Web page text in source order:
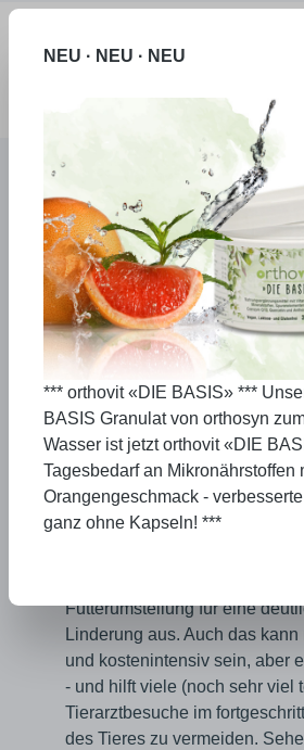
Allgemeines
Kinder mit Fell
Sie haben Tiere?
Dann wissen Sie, dass Sie für
Gesundheit zuweilen mehr
investieren, als für Ihre eigene!
Sehr oft reicht bei "kleineren"
Futterumstellung für eine
Linderung aus. Auch das kann
und kostenintensiv sein, aber
- und hilft viele (noch sehr viel
Tierarztbesuche im
des Tieres zu vermeiden.
NEU · NEU · NEU
*** orthovit «DIE BASIS» ***
BASIS Granulat von orthosyn
Wasser ist jetzt orthovit «DIE
Tagesbedarf an Mikronährstoffen
Orangengeschmack -
ganz ohne Kapseln! ***